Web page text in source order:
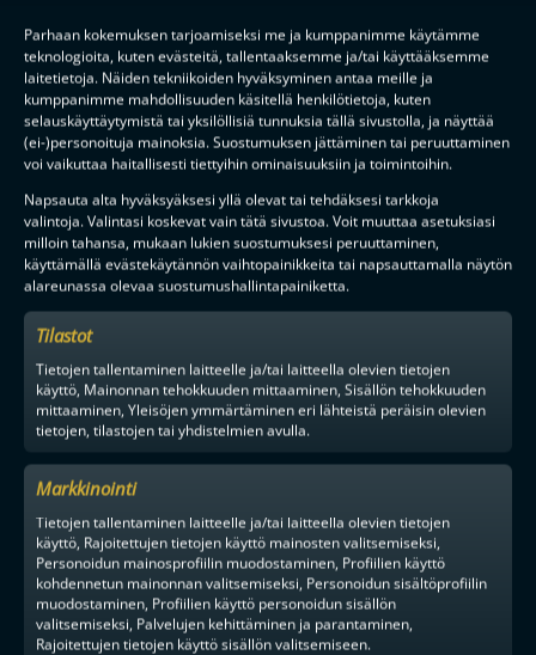
Parhaan kokemuksen tarjoamiseksi me ja kumppanimme käytämme
teknologioita, kuten evästeitä, tallentaaksemme ja/tai käyttääksemme
laitetietoja. Näiden tekniikoiden hyväksyminen antaa meille ja
kumppanimme mahdollisuuden käsitellä henkilötietoja, kuten
selauskäyttäytymistä tai yksilöllisiä tunnuksia tällä sivustolla, ja näyttää
(ei-)personoituja mainoksia. Suostumuksen jättäminen tai peruuttaminen
voi vaikuttaa haitallisesti tiettyihin ominaisuuksiin ja toimintoihin.
Napsauta alta hyväksyäksesi yllä olevat tai tehdäksesi tarkkoja
valintoja. Valintasi koskevat vain tätä sivustoa. Voit muuttaa asetuksiasi
milloin tahansa, mukaan lukien suostumuksesi peruuttaminen,
käyttämällä evästekäytännön vaihtopainikkeita tai napsauttamalla näytön
alareunassa olevaa suostumushallintapainiketta.
Tilastot
Tietojen tallentaminen laitteelle ja/tai laitteella olevien tietojen
käyttö, Mainonnan tehokkuuden mittaaminen, Sisällön tehokkuuden
mittaaminen, Yleisöjen ymmärtäminen eri lähteistä peräisin olevien
tietojen, tilastojen tai yhdistelmien avulla.
Markkinointi
Tietojen tallentaminen laitteelle ja/tai laitteella olevien tietojen
käyttö, Rajoitettujen tietojen käyttö mainosten valitsemiseksi,
Personoidun mainosprofiilin muodostaminen, Profiilien käyttö
kohdennetun mainonnan valitsemiseksi, Personoidun sisältöprofiilin
muodostaminen, Profiilien käyttö personoidun sisällön
valitsemiseksi, Palvelujen kehittäminen ja parantaminen,
Rajoitettujen tietojen käyttö sisällön valitsemiseen.
olimme samaa aikaan. Olen siis saanut todistaa Lauran kehitystä
todella pitkään.
Millaisen pelaajan PSS saa Laurasta?
– Laura on kasvanut Ruotsissa pelatessaan todella paljon henkisellä
puolella ja veikkaankin hänen ottavan PSS:ssä johtajan roolia niin
– Pelaajana Laura on erittäin nopea ja fyysinen pelaaja, joka on
parhaimmillaan, kun pääsee operoimaan pallolla. Lisäksi Lauran
periksiantamattomuudesta olisi monen syytä ottaa oppia, hän tekee
aina kaiken täysillä ja sitä kautta on parhaiten hyödyksi
joukkueelleen.
pallottomana. Lauraa pystyy käyttämään erikoistilanteissa isossa
roolissa ja uskonkin hänen pelaavan isolla kuormalla koko kauden.
Laura pystyy tuomaan Ruotsista tiettyä kulttuuria vaatimustasoon ja
uskon myös sen olevan pitkässä juoksussa joukkueelle eduksi.
Teksti: Hannu Tuominen
Lue seuraavaksi